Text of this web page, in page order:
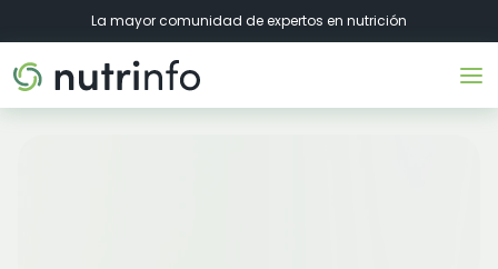
La mayor comunidad de expertos en nutrición